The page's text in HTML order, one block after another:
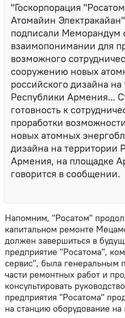
"Госкорпорация
Атомайин
подписали Меморандум
взаимопонимании для
возможного
сооружению новых
российского дизайна на
Республики Армения...
готовность к
проработки
новых атомных
дизайна на территории
Армения, на площадке
говорится в сообщении.
Напомним, "Росатом"
капитальном ремонте
должен завершиться в
предприятие "Росатома",
сервис", была генеральным
части ремонтных работ и
консультировать
предприятия "Росатома"
на станцию оборудование